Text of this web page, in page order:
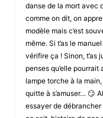
danse de la mort avec
comme on dit, on
modèle mais c’est
même. Si t’as le
vérifire ça ! Sinon, t’as
penses qu’elle pourrait
lampe torche à la
quitte à s’amuser… 😏
essayer de